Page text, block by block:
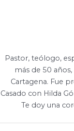
Pastor, teólogo,
más de 50
Cartagena. Fue
Casado con Hilda
Te doy una